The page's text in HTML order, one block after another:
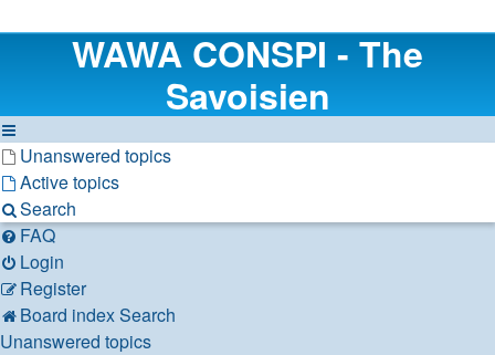
WAWA CONSPI - The
Savoisien
Unanswered topics
Active topics
Search
FAQ
Login
Register
Board indexSearch
Unanswered topics